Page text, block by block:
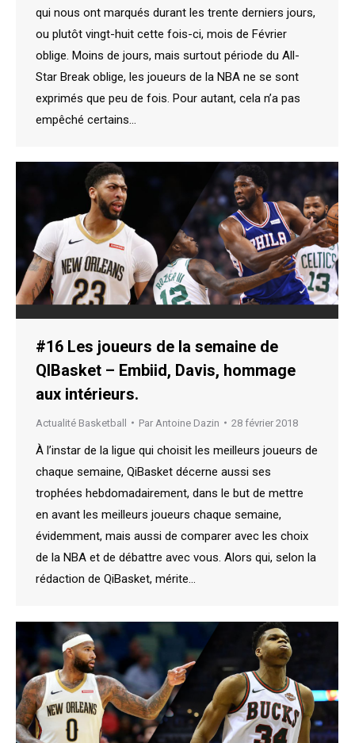
qui nous ont marqués durant les trente derniers jours,
ou plutôt vingt-huit cette fois-ci, mois de Février
oblige. Moins de jours, mais surtout période du All-
Star Break oblige, les joueurs de la NBA ne se sont
exprimés que peu de fois. Pour autant, cela n’a pas
empêché certains…
#16 Les joueurs de la semaine de
QIBasket – Embiid, Davis, hommage
aux intérieurs.
Actualité Basketball Par Antoine Dazin 28 février 2018
À l’instar de la ligue qui choisit les meilleurs joueurs de
chaque semaine, QiBasket décerne aussi ses
trophées hebdomadairement, dans le but de mettre
en avant les meilleurs joueurs chaque semaine,
évidemment, mais aussi de comparer avec les choix
de la NBA et de débattre avec vous. Alors qui, selon la
rédaction de QiBasket, mérite…